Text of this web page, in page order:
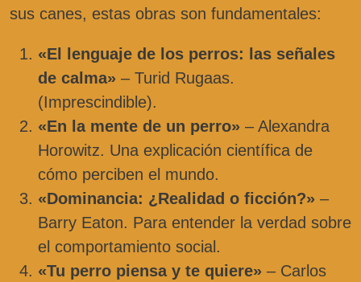
sus canes, estas obras son fundamentales:
«El lenguaje de los perros: las señales
de calma» – Turid Rugaas.
(Imprescindible).
«En la mente de un perro» – Alexandra
Horowitz. Una explicación científica de
cómo perciben el mundo.
«Dominancia: ¿Realidad o ficción?» –
Barry Eaton. Para entender la verdad sobre
el comportamiento social.
«Tu perro piensa y te quiere» – Carlos